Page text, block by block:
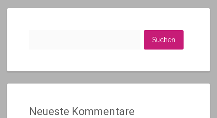
Neueste Kommentare